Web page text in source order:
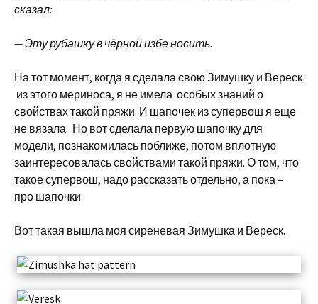
сказал:
— Эту рубашку в чёрной избе носить.
На тот момент, когда я сделала свою Зимушку и Вереск
из этого мериноса, я не имела особых знаний о
свойствах такой пряжи. И шапочек из супервош я еще
не вязала. Но вот сделала первую шапочку для
модели, познакомилась поближе, потом вплотную
заинтересовалась свойствами такой пряжи. О том, что
такое супервош, надо рассказать отдельно, а пока –
про шапочки.
Вот такая вышла моя сиреневая Зимушка и Вереск.